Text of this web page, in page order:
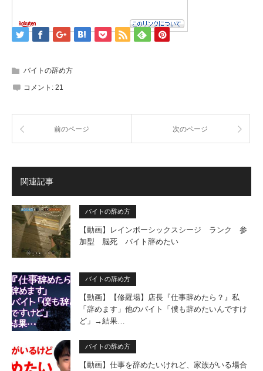
バイトの辞め方
コメント: 21
前のページ 次のページ
関連記事
バイトの辞め方
【動画】レインボーシックスシージ ランク 参
加型 脳死 バイト辞めたい
バイトの辞め方
【動画】【修羅場】店長『仕事辞めたら？』私
「辞めます」他のバイト「僕も辞めたいんですけ
ど」→結果…
バイトの辞め方
【動画】仕事を辞めたいけれど、家族がいる場合